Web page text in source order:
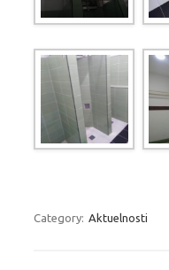
Category: Aktuelnosti